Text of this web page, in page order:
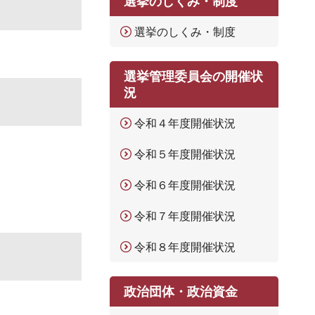
選挙のしくみ・制度
選挙管理委員会の開催状
況
令和４年度開催状況
令和５年度開催状況
令和６年度開催状況
令和７年度開催状況
令和８年度開催状況
政治団体・政治資金